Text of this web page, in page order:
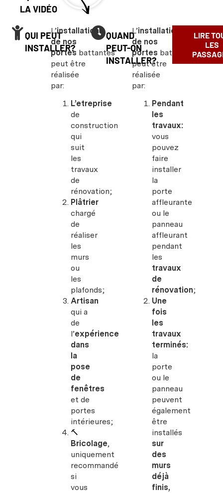
LA VIDÉO
QUI PEUT
INSTALLER?
L’installation
de nos
portes battantes
peut être
réalisée
par:
L’etreprise
de
construction
qui
suit
les
travaux
de
rénovation;
Plâtrier
chargé
de
réaliser
les
murs
ou
les
plafonds;
Artisan
qui a
de
l’expérience
dans
la
pose
de
fenêtres
et de
portes
intérieures;
🔨
Bricolage,
uniquement
recommandé
si
vous
QUAND
PEUT-ON
INSTALLER?
L’installation
de nos
portes battantes
peut être
réalisée
par:
Pendant
les
travaux:
vous
pouvez
faire
installer
la
porte
affleurante
ou le
panneau
affleurant
pendant
les
travaux
de
rénovation;
Une
fois
les
travaux
terminés:
la
porte
ou le
panneau
peuvent
également
être
installés
sur
des
murs
déjà
finis,
LIRE
LES